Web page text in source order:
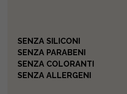
SENZA SILICONI
SENZA PARABENI
SENZA COLORANTI
SENZA ALLERGENI